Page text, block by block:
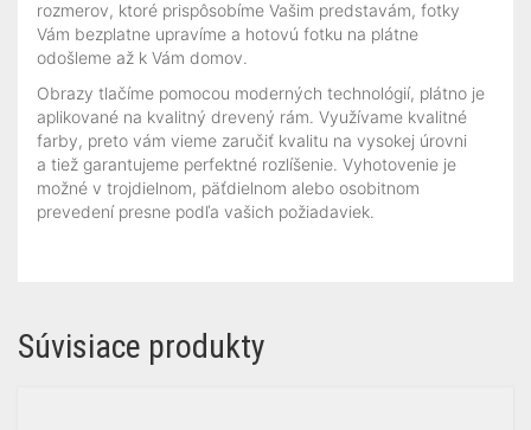
rozmerov, ktoré prispôsobíme Vašim predstavám, fotky
Vám bezplatne upravíme a hotovú fotku na plátne
odošleme až k Vám domov.
Obrazy tlačíme pomocou moderných technológií, plátno je
aplikované na kvalitný drevený rám. Využívame kvalitné
farby, preto vám vieme zaručiť kvalitu na vysokej úrovni
a tiež garantujeme perfektné rozlíšenie. Vyhotovenie je
možné v trojdielnom, päťdielnom alebo osobitnom
prevedení presne podľa vašich požiadaviek.
Súvisiace produkty